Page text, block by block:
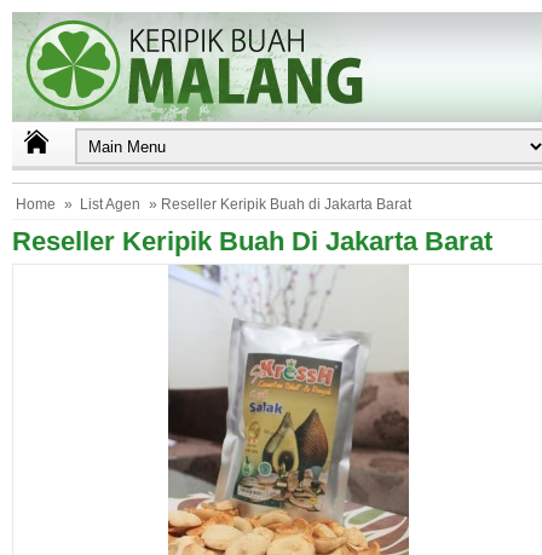
Home » List Agen » Reseller Keripik Buah di Jakarta Barat
Reseller Keripik Buah Di Jakarta Barat